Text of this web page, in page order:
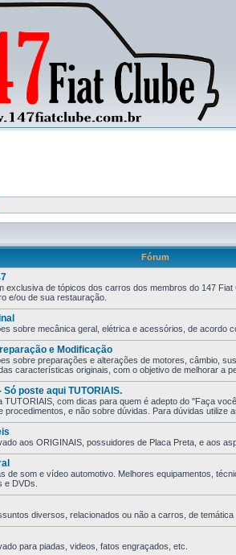
Fórum
exclusiva de tópicos dos carros dos membros do 147
e/ou de sua restauração.
sobre mecânica geral, elétrica e acessórios, de acordo
e Modificação
sobre preparações e alterações de motores, câmbio,
características originais, com o objetivo de melhorar a
Só poste aqui TUTORIAIS.
TUTORIAIS, com dicas para quem é adepto do "Faça
procedimentos, e não sobre dúvidas. Para dúvidas utilize
aos ORIGINAIS, possuidores de Placa Preta, e aos
de som e ví­deo automotivo. Melhores equipamentos,
e DVDs.
diversos, relacionados ou não a carros, de temática
para piadas, videos, fatos engraçados, etc.